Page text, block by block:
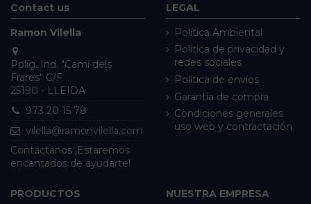
Contact us
Ramon Vilella
Políg. Ind. "Camí dels
Frares" C/F
25190 - LLEIDA
973 20 15 78
vilella@ramonvilella.com
Contáctanos ¡Estaremos
encantados de ayudarte!
LEGAL
Política Ambiental
Política de privacidad y
redes sociales
Política de envíos
Garantía de compra
Condiciones generales
uso web y contractación
PRODUCTOS NUESTRA EMPRESA